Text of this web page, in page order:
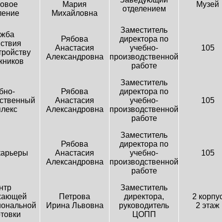
Мария
Михайловна
отделением
Музей
Рябова
Анастасия
Александровна
Заместитель
директора по
учебно-
производственной
работе
105
Рябова
Анастасия
Александровна
Заместитель
директора по
учебно-
производственной
работе
105
Рябова
Анастасия
Александровна
Заместитель
директора по
учебно-
производственной
работе
105
Петрова
Ирина Львовна
Заместитель
директора,
руководитель
ЦОПП
2
2 этаж